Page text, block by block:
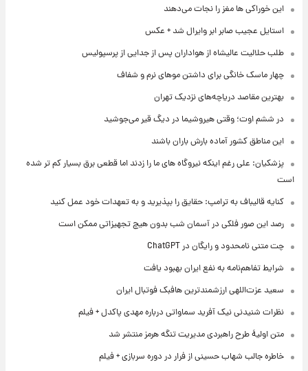
این خوراکی ها مغز را نجات می‌دهند
استایل عجیب صابر ابر وایرال شد + عکس
طلب حلالیت عالیشاه از هواداران پس از جدایی از پرسپولیس
چهار ماسک خانگی برای داشتن موهای نرم و شفاف
بهترین مقاصد دریاچه‌های نزدیک تهران
در ششم اوت؛ وقتی هیروشیما در دیگ قیر می‌جوشید
این مناطق کشور آماده بارش باران باشند
پزشکیان: علی رغم اینکه نیروگاه های ما را زدند اما قطعی برق بسیار کم تر شده
است
کنایه قالیباف به ترامپ: حقایق را بپذیرید و به تعهدات خود عمل کنید
رصد این صور فلکی در آسمان شب بدون هیچ تجهیزاتی ممکن است
چت متنی نامحدود و رایگان در ChatGPT
شرایط تفاهم‌نامه به نفع ایران بهبود یافت
سعید عزت‌اللهی ارزشمندترین هافبک فوتبال ایران
نظرات شنیدنی نیک آفرید سماواتی درباره مهدی پاکدل + فیلم
متن اولیۀ طرح راهبردی مدیریت تنگه هرمز منتشر شد
خاطره جالب شهاب حسینی از فرار در دوره سربازی + فیلم